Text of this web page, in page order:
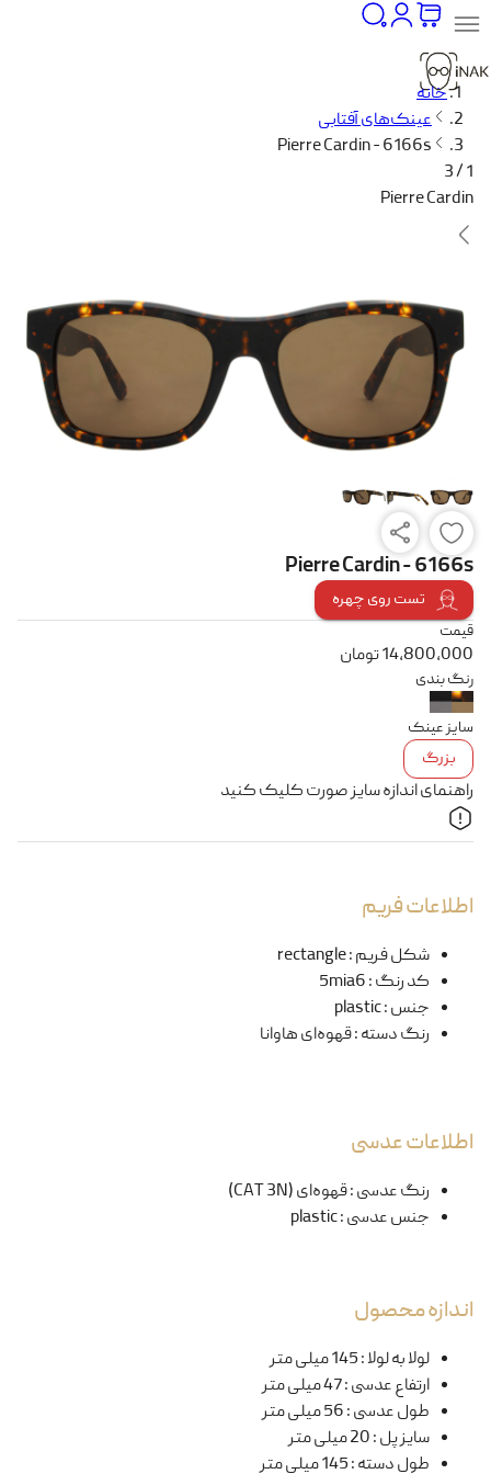
خانه
عینک‌های آفتابی
Pierre Cardin - 6166s
1 / 3
Pierre Cardin
Pierre Cardin - 6166s
تست روی چهره
قیمت
14,800,000تومان
رنگ بندی
سایز عینک
بزرگ
راهنمای اندازه سایز صورت کلیک کنید
اطلاعات فریم
شکل فریم:
rectangle
کد رنگ:
5mia6
جنس:
plastic
رنگ دسته:قهوه‌ای هاوانا
اطلاعات عدسی
رنگ عدسی:قهو‌ه‌ای (CAT 3N)
جنس عدسی:
plastic
اندازه محصول
لولا به لولا:145 میلی متر
ارتفاع عدسی:47 میلی متر
طول عدسی:56 میلی متر
سایز پل:20 میلی متر
طول دسته:145 میلی متر